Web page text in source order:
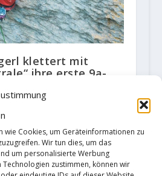
wie Cookies, um Geräteinformationen zu
Wir tun dies, um das
um personalisierte Werbung
Technologien zustimmen, können wir
klettert mit
ihre erste 9a-